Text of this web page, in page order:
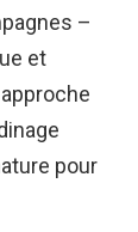
–
et
pour